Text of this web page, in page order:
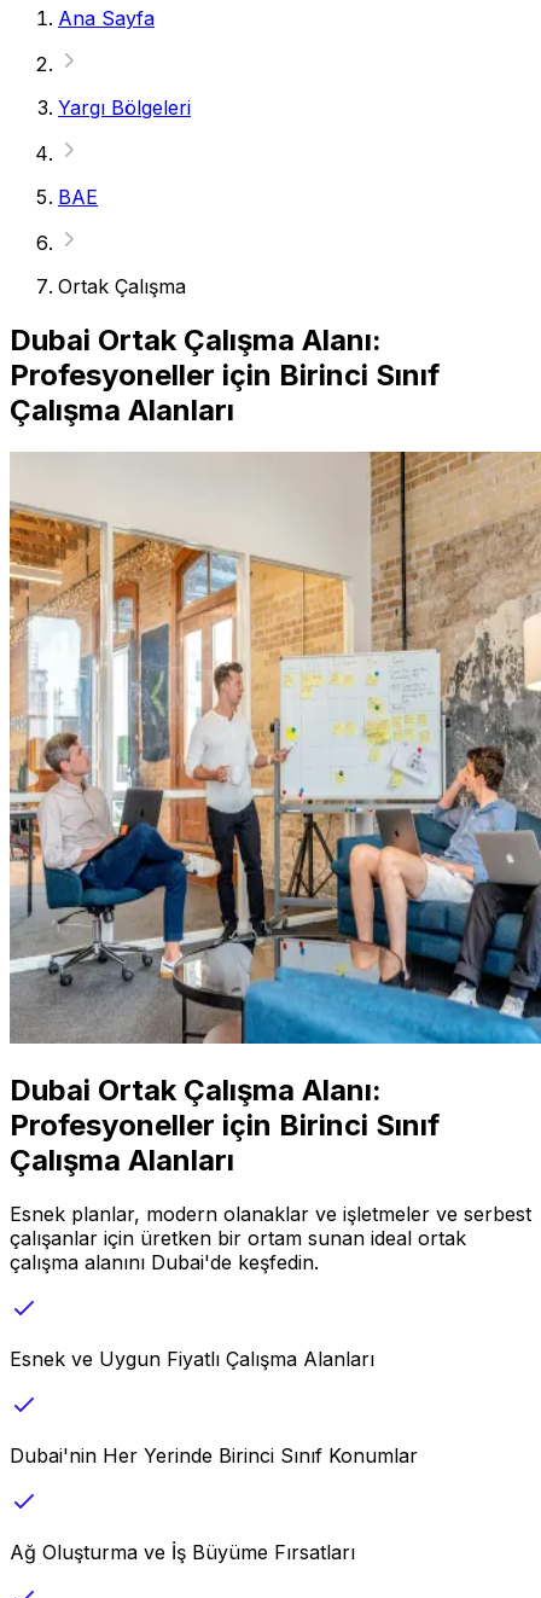
Ana Sayfa
Yargı Bölgeleri
BAE
Ortak Çalışma
Dubai Ortak Çalışma Alanı:
Profesyoneller için Birinci Sınıf
Çalışma Alanları
Dubai Ortak Çalışma Alanı:
Profesyoneller için Birinci Sınıf
Çalışma Alanları
Esnek planlar, modern olanaklar ve işletmeler ve serbest
çalışanlar için üretken bir ortam sunan ideal ortak
çalışma alanını Dubai'de keşfedin.
Esnek ve Uygun Fiyatlı Çalışma Alanları
Dubai'nin Her Yerinde Birinci Sınıf Konumlar
Ağ Oluşturma ve İş Büyüme Fırsatları